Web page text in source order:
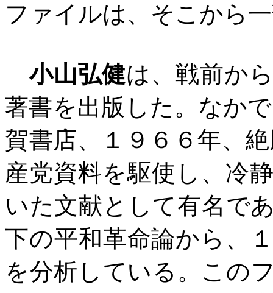
ファイルは、そこから
小山弘健は、戦前か
著書を出版した。なか
賀書店、１９６６年、
産党資料を駆使し、冷
いた文献として有名で
下の平和革命論から、
を分析している。この